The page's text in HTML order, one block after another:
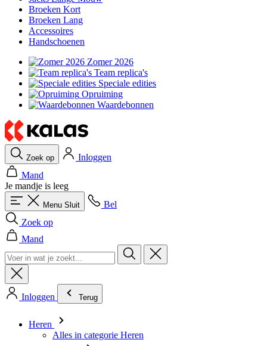
Broeken Kort
Broeken Lang
Accessoires
Handschoenen
Zomer 2026
Team replica's
Speciale edities
Opruiming
Waardebonnen
Zoek op
Inloggen
Mand
Je mandje is leeg
Menu Sluit
Bel
Zoek op
Mand
Inloggen Terug
Heren
Alles in categorie Heren